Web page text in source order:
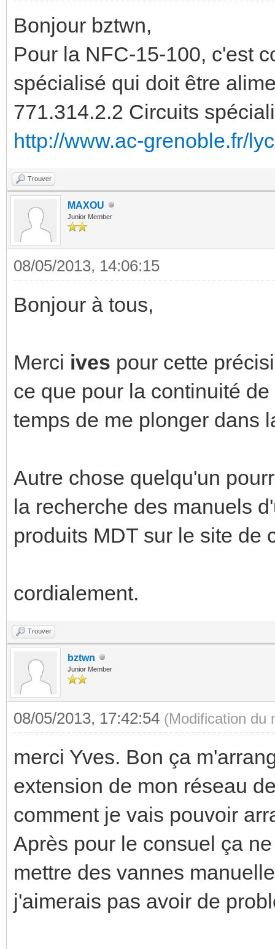
Bonjour bztwn,
Pour la NFC-15-100, c'est
spécialisé qui doit être
771.314.2.2 Circuits
http://www.ac-grenoble.fr/
Trouver
MAXOU
Junior Member
08/05/2013, 14:06:15
Bonjour à tous,
Merci ives pour cette
ce que pour la continuité
temps de me plonger dans
Autre chose quelqu'un
la recherche des manuels
produits MDT sur le site de
cordialement.
Trouver
bztwn
Junior Member
08/05/2013, 17:42:54 (Modification du
merci Yves. Bon ça
extension de mon réseau
comment je vais pouvoir
Après pour le consuel ça
mettre des vannes
j'aimerais pas avoir de